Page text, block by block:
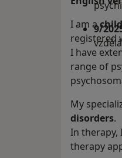
9/
I am a
registered
I have
range of
My
disorders.
In therapy,
therapy